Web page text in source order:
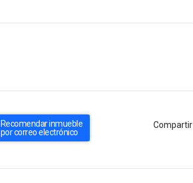
Recomendar inmueble
por correo electrónico
Compartir